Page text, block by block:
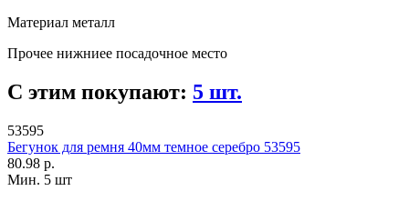
Материал металл
Прочее нижниее посадочное место
С этим покупают: 5 шт.
53595
Бегунок для ремня 40мм темное серебро 53595
80.98 р.
Мин. 5 шт